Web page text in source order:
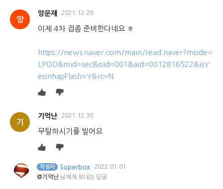
앙
앙문재 2021.12.29
이제 4차 접종 준비한다네요 ㅎ
https://news.naver.com/main/read.naver?mode=
LPOD&mid=sec&oid=001&aid=0012816522&isY
eonhapFlash=Y&rc=N
기
기억난 2021.12.30
무탈하시기를 빌어요
작성자 Superbox
2022.01.01
@기억난 님에게 보내는 답글